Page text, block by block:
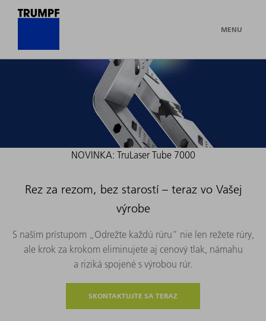
MENU
NOVINKA: TruLaser Tube 7000
Rez za rezom, bez starostí – teraz vo Vašej
výrobe
S naším prístupom „Odrežte každú rúru“ nie len režete rúry,
ale krok za krokom eliminujete aj cenový tlak, námahu
a riziká spojené s výrobou rúr.
SKONTAKTUJTE SA TERAZ